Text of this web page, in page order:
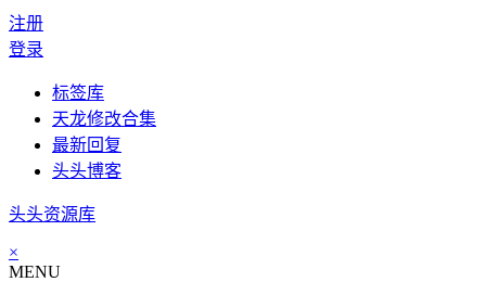
注册
登录
标签库
天龙修改合集
最新回复
头头博客
头头资源库
×
MENU